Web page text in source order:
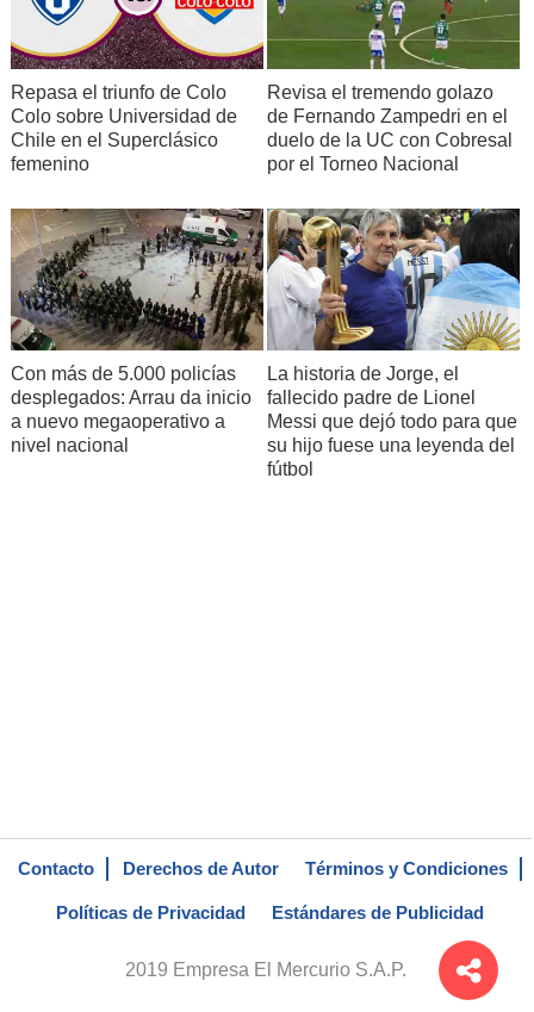
Repasa el triunfo de Colo
Colo sobre Universidad de
Chile en el Superclásico
femenino
Revisa el tremendo golazo
de Fernando Zampedri en el
duelo de la UC con Cobresal
por el Torneo Nacional
Con más de 5.000 policías
desplegados: Arrau da inicio
a nuevo megaoperativo a
nivel nacional
La historia de Jorge, el
fallecido padre de Lionel
Messi que dejó todo para que
su hijo fuese una leyenda del
fútbol
Contacto Derechos de Autor Términos y Condiciones
Políticas de Privacidad Estándares de Publicidad
2019 Empresa El Mercurio S.A.P.